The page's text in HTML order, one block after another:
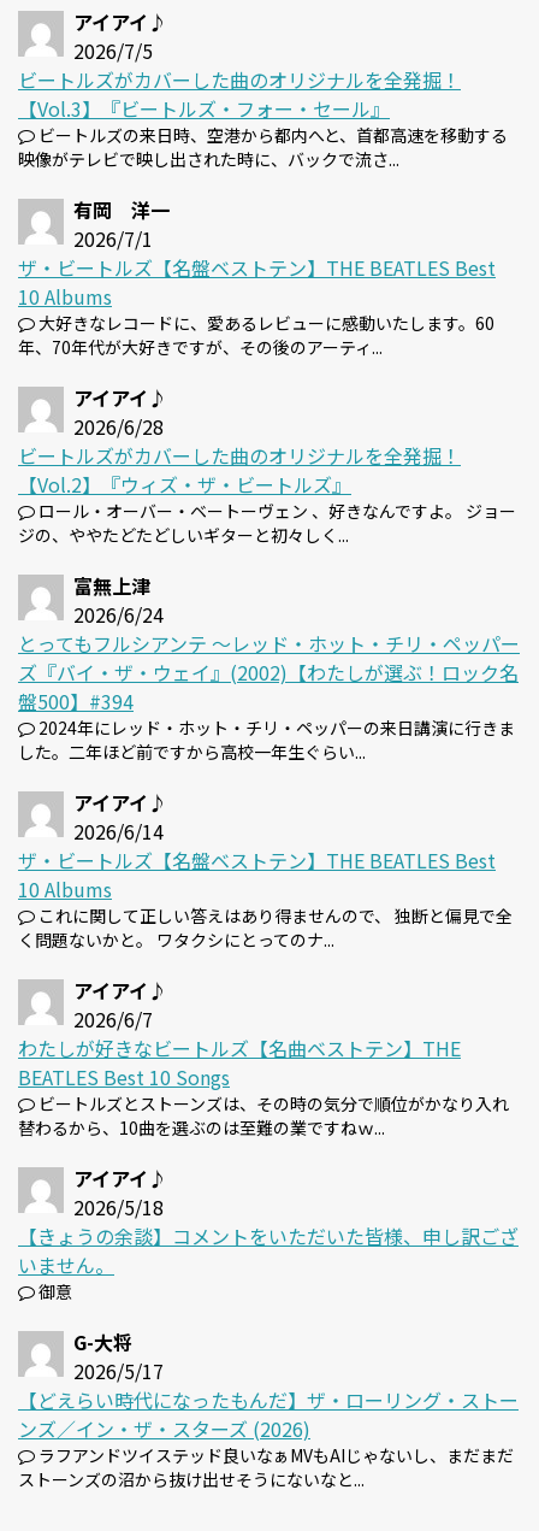
アイアイ♪
2026/7/5
ビートルズがカバーした曲のオリジナルを全発掘！
【Vol.3】『ビートルズ・フォー・セール』
ビートルズの来日時、空港から都内へと、首都高速を移動する
映像がテレビで映し出された時に、バックで流さ...
有岡 洋一
2026/7/1
ザ・ビートルズ【名盤ベストテン】THE BEATLES Best
10 Albums
大好きなレコードに、愛あるレビューに感動いたします。60
年、70年代が大好きですが、その後のアーティ...
アイアイ♪
2026/6/28
ビートルズがカバーした曲のオリジナルを全発掘！
【Vol.2】『ウィズ・ザ・ビートルズ』
ロール・オーバー・ベートーヴェン 、好きなんですよ。 ジョー
ジの、ややたどたどしいギターと初々しく...
富無上津
2026/6/24
とってもフルシアンテ 〜レッド・ホット・チリ・ペッパー
ズ『バイ・ザ・ウェイ』(2002)【わたしが選ぶ！ロック名
盤500】#394
2024年にレッド・ホット・チリ・ペッパーの来日講演に行きま
した。二年ほど前ですから高校一年生ぐらい...
アイアイ♪
2026/6/14
ザ・ビートルズ【名盤ベストテン】THE BEATLES Best
10 Albums
これに関して正しい答えはあり得ませんので、 独断と偏見で全
く問題ないかと。 ワタクシにとってのナ...
アイアイ♪
2026/6/7
わたしが好きなビートルズ【名曲ベストテン】THE
BEATLES Best 10 Songs
ビートルズとストーンズは、その時の気分で順位がかなり入れ
替わるから、10曲を選ぶのは至難の業ですねｗ...
アイアイ♪
2026/5/18
【きょうの余談】コメントをいただいた皆様、申し訳ござ
いません。
御意
G-大将
2026/5/17
【どえらい時代になったもんだ】ザ・ローリング・ストー
ンズ／イン・ザ・スターズ (2026)
ラフアンドツイステッド良いなぁMVもAIじゃないし、まだまだ
ストーンズの沼から抜け出せそうにないなと...